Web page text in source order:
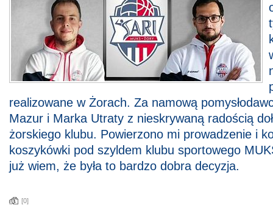
realizowane w Żorach. Za namową
Mazur i Marka Utraty z nieskrywaną radością
żorskiego klubu. Powierzono mi prowadzenie i
koszykówki pod szyldem klubu sportowego
już wiem, że była to bardzo dobra decyzja.
[0]